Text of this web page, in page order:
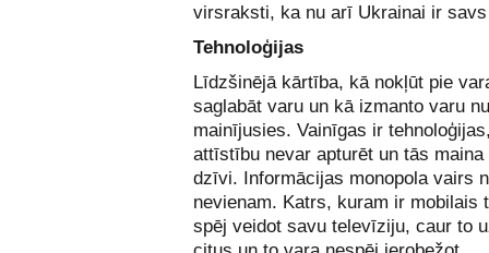
virsraksti, ka nu arī Ukrainai ir
Tehnoloģijas
Līdzšinējā kārtība, kā nokļūt pie
saglabāt varu un kā izmanto varu
mainījusies. Vainīgas ir
attīstību nevar apturēt un tās maina
dzīvi. Informācijas monopola vairs
nevienam. Katrs, kuram ir mobilais
spēj veidot savu televīziju, caur to